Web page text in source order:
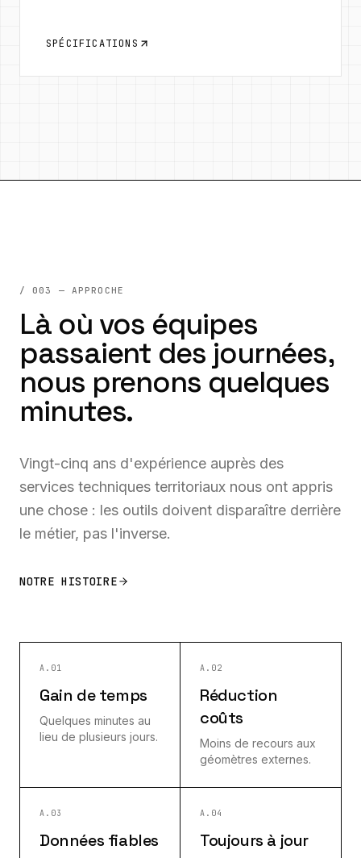
SPÉCIFICATIONS
/ 003 — APPROCHE
Là où vos équipes
passaient des journées,
nous prenons quelques
minutes.
Vingt-cinq ans d'expérience auprès des
services techniques territoriaux nous ont appris
une chose : les outils doivent disparaître derrière
le métier, pas l'inverse.
NOTRE HISTOIRE
A.01
Gain de temps
Quelques minutes au
lieu de plusieurs jours.
A.02
Réduction
coûts
Moins de recours aux
géomètres externes.
A.03
Données fiables
A.04
Toujours à jour